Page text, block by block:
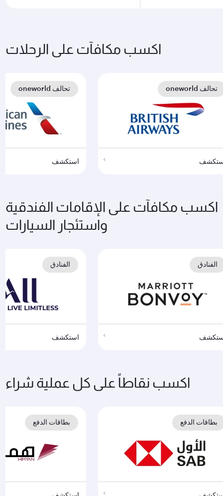
اكسب مكافآت على الرحلات
تحالف oneworld
استكشف
تحالف oneworld
اكسب مكافآت على الإقامات الفندقية
واستئجار السيارات
الفنادق
استكشف
الفنادق
اكسب نقاطاً على كل عملية شراء
بطاقات الدفع بطاقات الدفع